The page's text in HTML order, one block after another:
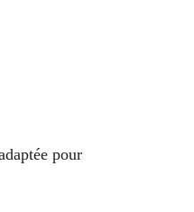
pour